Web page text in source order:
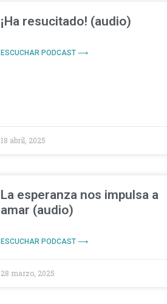
¡Ha resucitado! (audio)
ESCUCHAR PODCAST ⟶
18 abril, 2025
La esperanza nos impulsa a
amar (audio)
ESCUCHAR PODCAST ⟶
28 marzo, 2025